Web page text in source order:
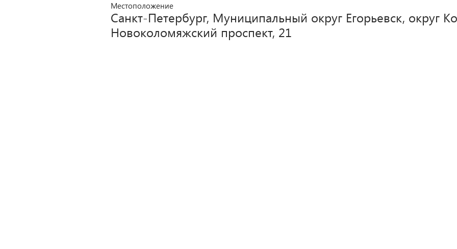
Местоположение
Санкт-Петербург, Муниципальный округ Егорьевск, округ
Новоколомяжский проспект, 21